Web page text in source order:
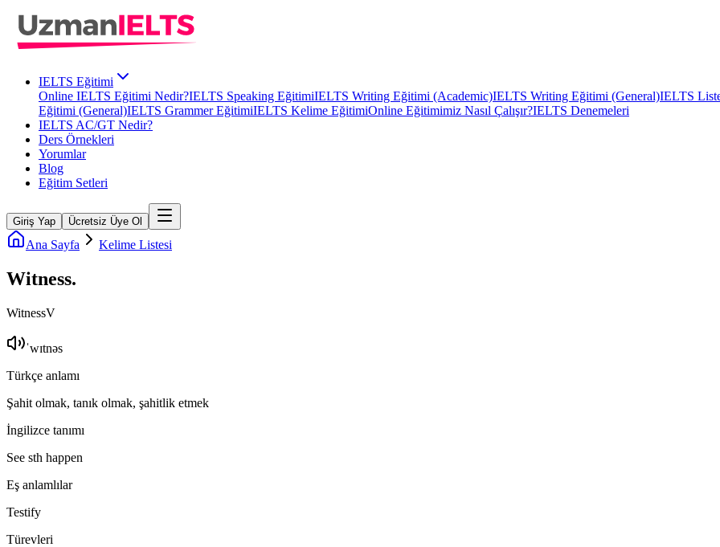
IELTS Eğitimi
Online IELTS Eğitimi Nedir?IELTS Speaking EğitimiIELTS Writing Eğitimi (Academic)IELTS Writing Eğitimi (General)IELTS
Eğitimi (General)IELTS Grammer EğitimiIELTS Kelime EğitimiOnline Eğitimimiz Nasıl Çalışır?IELTS Denemeleri
IELTS AC/GT Nedir?
Ders Örnekleri
Yorumlar
Blog
Eğitim Setleri
Giriş Yap Ücretsiz Üye Ol
Ana Sayfa Kelime Listesi
Witness.
WitnessV
ˈwɪtnəs
Türkçe anlamı
Şahit olmak, tanık olmak, şahitlik etmek
İngilizce tanımı
See sth happen
Eş anlamlılar
Testify
Türevleri